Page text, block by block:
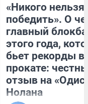
«Никого нельзя
победить». О
главный
этого года,
бьет рекорды в
прокате:
отзыв на
Нолана